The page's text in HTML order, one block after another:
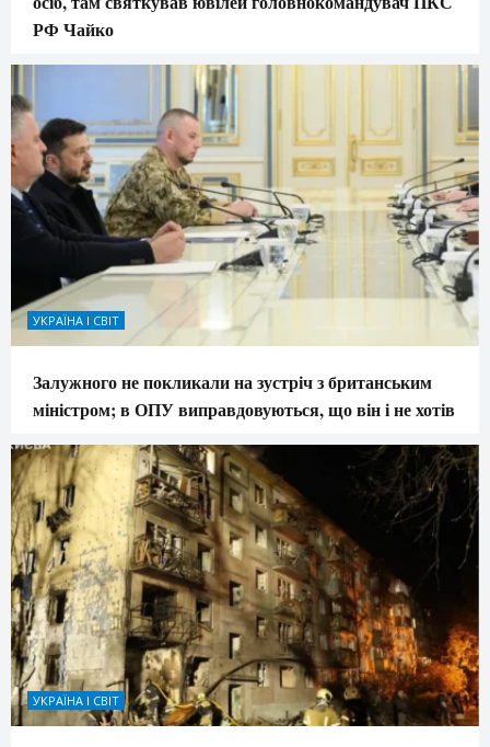
РФ Чайко
УКРАЇНА І СВІТ
Залужного не покликали на зустріч з британським
міністром; в ОПУ виправдовуються, що він і не хотів
УКРАЇНА І СВІТ